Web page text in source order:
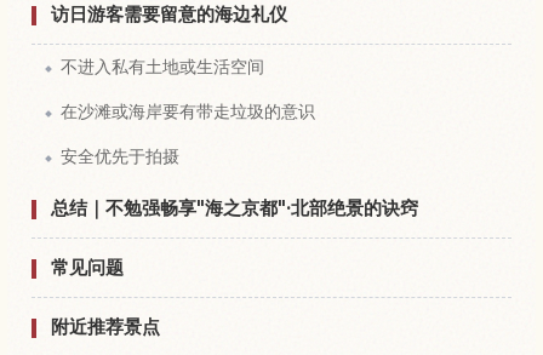
访日游客需要留意的海边礼仪
不进入私有土地或生活空间
在沙滩或海岸要有带走垃圾的意识
安全优先于拍摄
总结｜不勉强畅享"海之京都"·北部绝景的诀窍
常见问题
附近推荐景点